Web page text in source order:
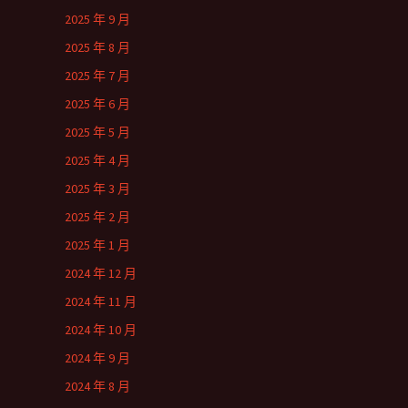
2025 年 9 月
2025 年 8 月
2025 年 7 月
2025 年 6 月
2025 年 5 月
2025 年 4 月
2025 年 3 月
2025 年 2 月
2025 年 1 月
2024 年 12 月
2024 年 11 月
2024 年 10 月
2024 年 9 月
2024 年 8 月